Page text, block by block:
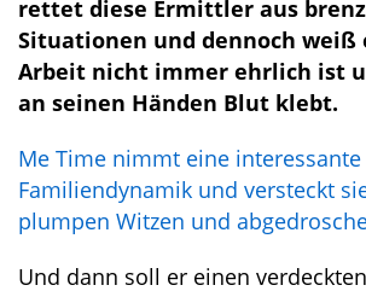
rettet diese Ermittler aus
Situationen und dennoch weiß
Arbeit nicht immer ehrlich ist
an seinen Händen Blut klebt.
Me Time nimmt eine interessante
Familiendynamik und versteckt
plumpen Witzen und
Und dann soll er einen